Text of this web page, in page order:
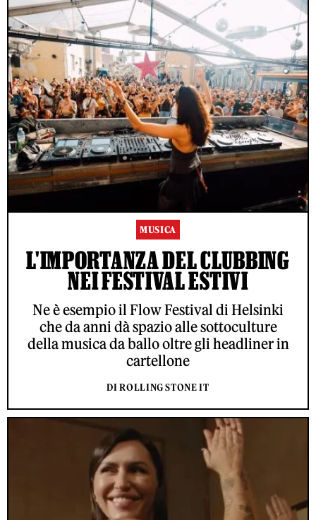
MUSICA
L'IMPORTANZA DEL CLUBBING
NEI FESTIVAL ESTIVI
Ne è esempio il Flow Festival di Helsinki
che da anni dà spazio alle sottoculture
della musica da ballo oltre gli headliner in
cartellone
DI ROLLING STONE IT